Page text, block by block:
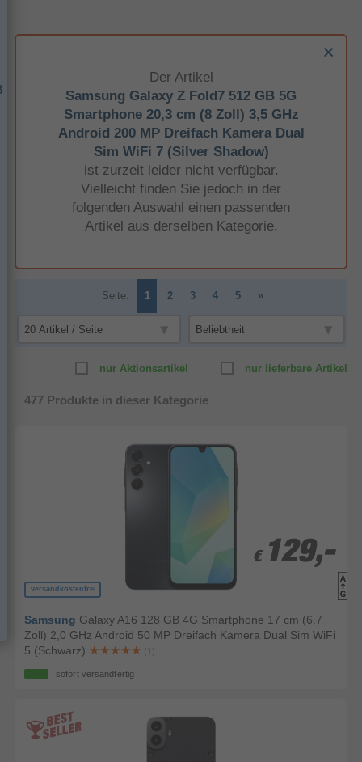
Der Artikel
Samsung Galaxy Z Fold7 512 GB 5G
Smartphone 20,3 cm (8 Zoll) 3,5 GHz
Android 200 MP Dreifach Kamera Dual
Sim WiFi 7 (Silver Shadow)
ist zurzeit leider nicht verfügbar.
Vielleicht finden Sie jedoch in der
folgenden Auswahl einen passenden
Artikel aus derselben Kategorie.
Seite: 1 2 3 4 5 »
nur lieferbare Artikel
nur Aktionsartikel
477 Produkte in dieser Kategorie
versandkostenfrei
€ 129,-
€ 129,-
Samsung Galaxy A16 128 GB 4G Smartphone 17 cm (6.7
Zoll) 2,0 GHz Android 50 MP Dreifach Kamera Dual Sim WiFi
5 (Schwarz)
(1)
sofort versandfertig